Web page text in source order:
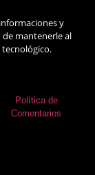
y
de mantenerle al
Política de
Comentarios